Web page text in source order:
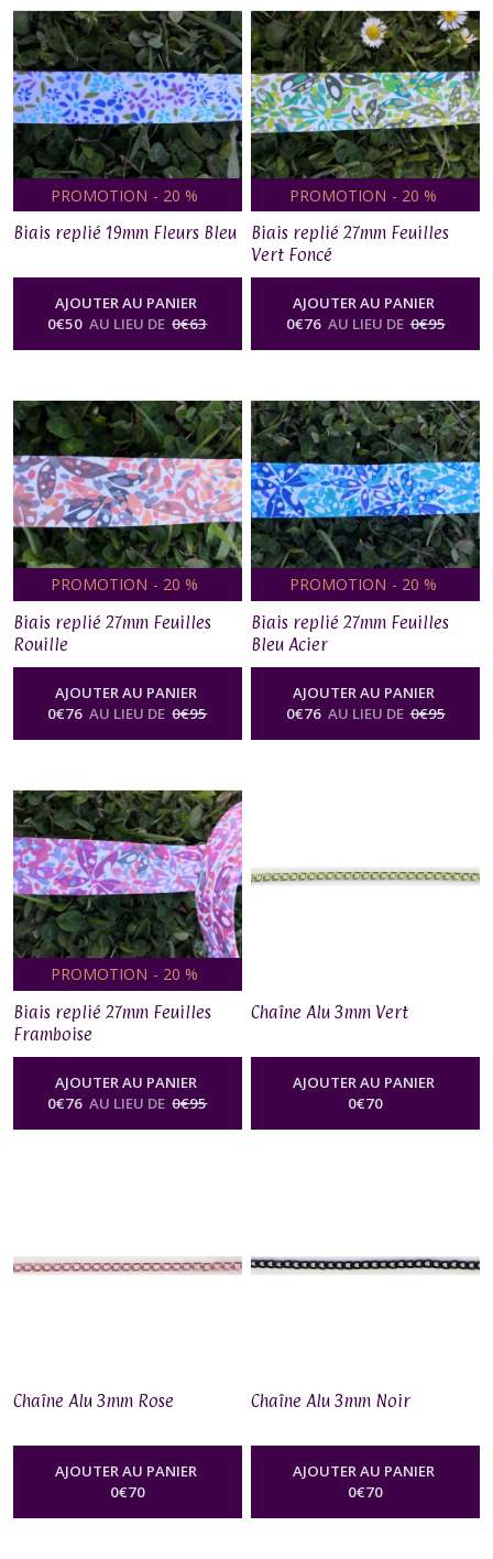
PROMOTION - 20 %
Biais replié 19mm Fleurs Bleu
AJOUTER AU PANIER
0€50 AU LIEU DE 0€63
PROMOTION - 20 %
Biais replié 27mm Feuilles
Vert Foncé
AJOUTER AU PANIER
0€76 AU LIEU DE 0€95
PROMOTION - 20 %
Biais replié 27mm Feuilles
Rouille
AJOUTER AU PANIER
0€76 AU LIEU DE 0€95
PROMOTION - 20 %
Biais replié 27mm Feuilles
Bleu Acier
AJOUTER AU PANIER
0€76 AU LIEU DE 0€95
PROMOTION - 20 %
Biais replié 27mm Feuilles
Framboise
AJOUTER AU PANIER
0€76 AU LIEU DE 0€95
Chaîne Alu 3mm Vert
AJOUTER AU PANIER
0€70
Chaîne Alu 3mm Rose
AJOUTER AU PANIER
0€70
Chaîne Alu 3mm Noir
AJOUTER AU PANIER
0€70